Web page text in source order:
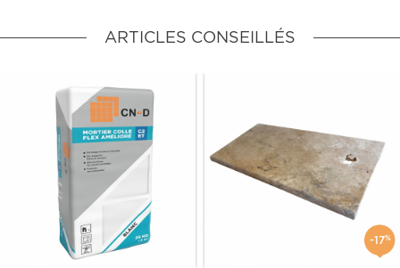
ARTICLES CONSEILLÉS
-17%